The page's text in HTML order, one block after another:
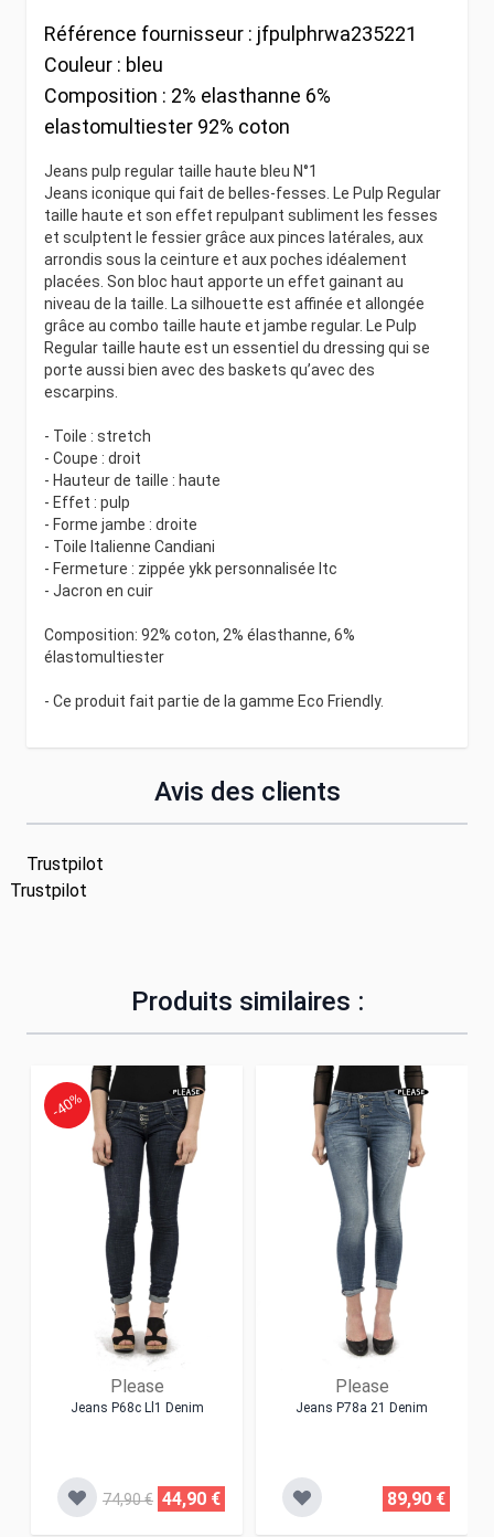
Référence fournisseur : jfpulphrwa235221
Couleur : bleu
Composition : 2% elasthanne 6%
elastomultiester 92% coton
Jeans pulp regular taille haute bleu N°1
Jeans iconique qui fait de belles-fesses. Le Pulp Regular
taille haute et son effet repulpant subliment les fesses
et sculptent le fessier grâce aux pinces latérales, aux
arrondis sous la ceinture et aux poches idéalement
placées. Son bloc haut apporte un effet gainant au
niveau de la taille. La silhouette est affinée et allongée
grâce au combo taille haute et jambe regular. Le Pulp
Regular taille haute est un essentiel du dressing qui se
porte aussi bien avec des baskets qu’avec des
escarpins.
- Toile : stretch
- Coupe : droit
- Hauteur de taille : haute
- Effet : pulp
- Forme jambe : droite
- Toile Italienne Candiani
- Fermeture : zippée ykk personnalisée ltc
- Jacron en cuir
Composition: 92% coton, 2% élasthanne, 6%
élastomultiester
- Ce produit fait partie de la gamme Eco Friendly.
Avis des clients
Trustpilot
Trustpilot
Produits similaires :
Please
Jeans P68c Ll1 Denim
-40%
74,90 € 44,90 €
Please
Jeans P78a 21 Denim
89,90 €